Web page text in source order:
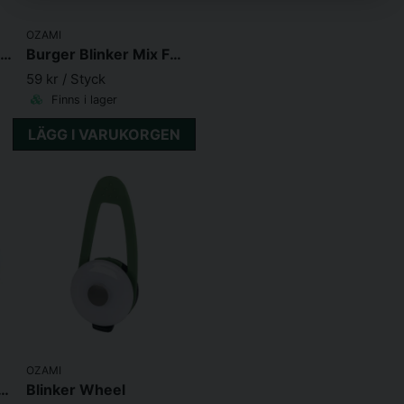
Halsband Flash LED Gul (70cm)
OZAMI
Burger Blinker Mix Färg
59 kr / Styck
Finns i lager
LÄGG I VARUKORGEN
Led, 65cm
OZAMI
Blinker Wheel